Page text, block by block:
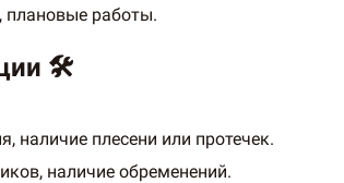
плановые работы.
🛠️
наличие плесени или протечек.
наличие обременений.